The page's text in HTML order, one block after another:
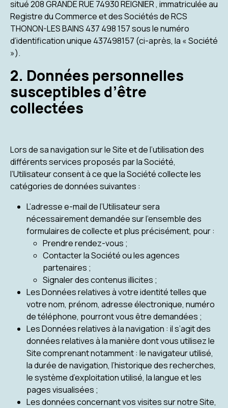
situé 208 GRANDE RUE 74930 REIGNIER , immatriculée au
Registre du Commerce et des Sociétés de RCS
THONON-LES BAINS 437 498 157 sous le numéro
d’identification unique 437498157 (ci-après, la « Société
»).
2. Données personnelles
susceptibles d’être
collectées
Lors de sa navigation sur le Site et de l’utilisation des
différents services proposés par la Société,
l’Utilisateur consent à ce que la Société collecte les
catégories de données suivantes :
L’adresse e-mail de l’Utilisateur sera
nécessairement demandée sur l’ensemble des
formulaires de collecte et plus précisément, pour :
Prendre rendez-vous ;
Contacter la Société ou les agences
partenaires ;
Signaler des contenus illicites ;
Les Données relatives à votre identité telles que
votre nom, prénom, adresse électronique, numéro
de téléphone, pourront vous être demandées ;
Les Données relatives à la navigation : il s’agit des
données relatives à la manière dont vous utilisez le
Site comprenant notamment : le navigateur utilisé,
la durée de navigation, l’historique des recherches,
le système d’exploitation utilisé, la langue et les
pages visualisées ;
Les données concernant vos visites sur notre Site,